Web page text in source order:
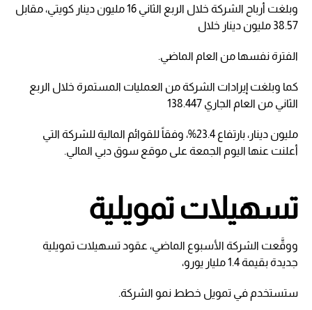
وبلغت أرباح الشركة خلال الربع الثاني 16 مليون دينار كويتي، مقابل
38.57 مليون دينار خلال
الفترة نفسها من العام الماضي.
كما وبلغت إيرادات الشركة من العمليات المستمرة خلال الربع
الثاني من العام الجاري 138.447
مليون دينار، بارتفاع 23.4%، وفقاً للقوائم المالية للشركة التي
أعلنت عنها اليوم الجمعة على موقع سوق دبي المالي.
تسهيلات تمويلية
ووقَّعت الشركة الأسبوع الماضي، عقود تسهيلات تمويلية
جديدة بقيمة 1.4 مليار يورو،
ستستخدم في تمويل خطط نمو الشركة.